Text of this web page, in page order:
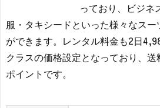
っており、ビジネ
服・タキシードといった様々なス
ができます。レンタル料金も2日
クラスの価格設定となっており、
ポイントです。